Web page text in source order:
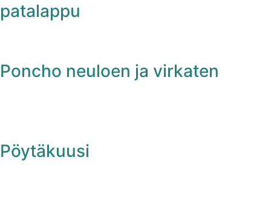
patalappu
Poncho neuloen ja virkaten
Pöytäkuusi